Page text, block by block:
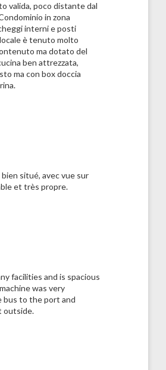
valida, poco distante dal
in zona
interni e posti
è tenuto molto
ma dotato del
ben attrezzata,
ma con box doccia
situé, avec vue sur
et très propre.
facilities and is spacious
was very
bus to the port and
outside.